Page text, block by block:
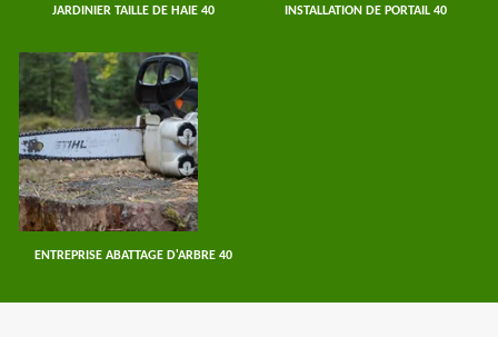
JARDINIER TAILLE DE HAIE 40 INSTALLATION DE PORTAIL 40
ENTREPRISE ABATTAGE D'ARBRE 40